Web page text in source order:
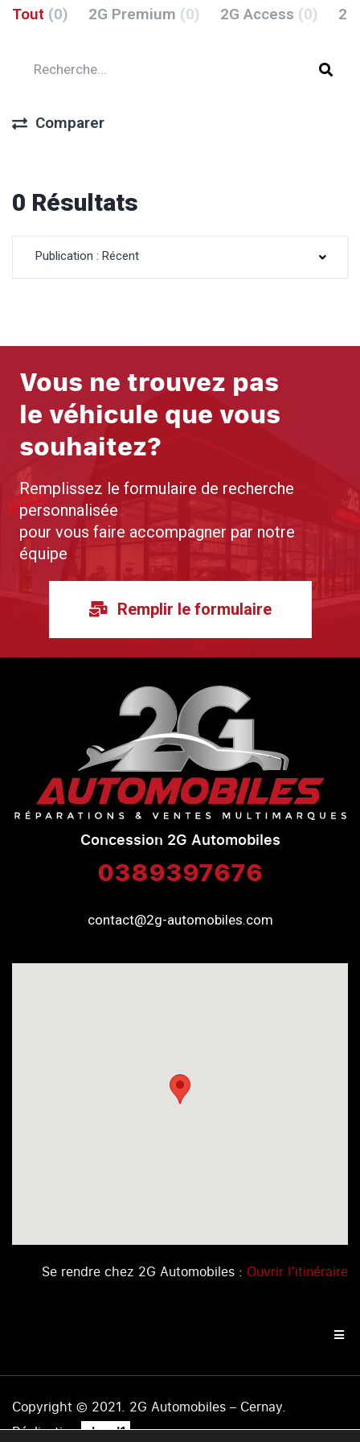
Tout (0) 2G Premium (0) 2G Access (0)
Comparer
0 Résultats
Publication : Récent
Vous ne trouvez pas
le véhicule que vous
souhaitez?
Remplissez le formulaire de recherche
personnalisée
pour vous faire accompagner par notre
équipe
Remplir le formulaire
Concession 2G Automobiles
0389397676
contact@2g-automobiles.com
Se rendre chez 2G Automobiles : Ouvrir l’itinéraire
Copyright © 2021. 2G Automobiles – Cernay.
Réalisation .level1